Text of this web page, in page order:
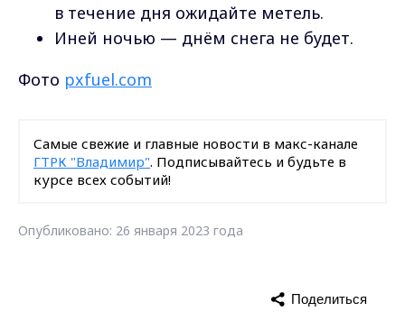
в течение дня ожидайте метель.
Иней ночью — днём снега не будет.
Фото pxfuel.com
Самые свежие и главные новости в макс-канале
ГТРК "Владимир". Подписывайтесь и будьте в
курсе всех событий!
Опубликовано: 26 января 2023 года
Поделиться